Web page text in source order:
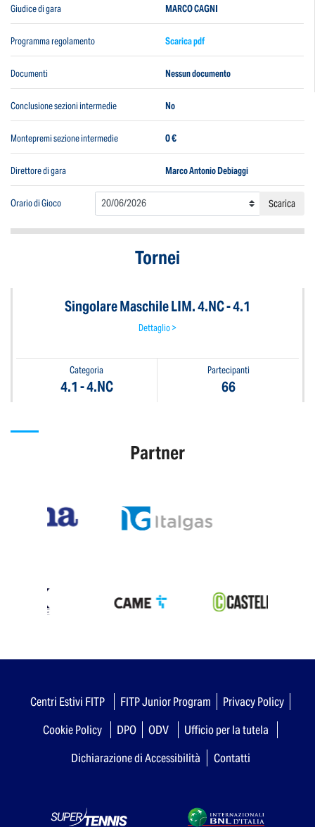
Giudice di gara MARCO CAGNI
Programma regolamento Scarica pdf
Documenti Nessun documento
Conclusione sezioni intermedie No
Montepremi sezione intermedie 0 €
Direttore di gara Marco Antonio Debiaggi
Orario di Gioco Scarica
Tornei
Singolare Maschile LIM. 4.NC - 4.1
Dettaglio >
Categoria
4.1 - 4.NC
Partecipanti
66
Partner
Centri Estivi FITP FITP Junior Program
Privacy Policy
Cookie Policy
DPO ODV
Ufficio per la tutela
Dichiarazione di Accessibilità
Contatti